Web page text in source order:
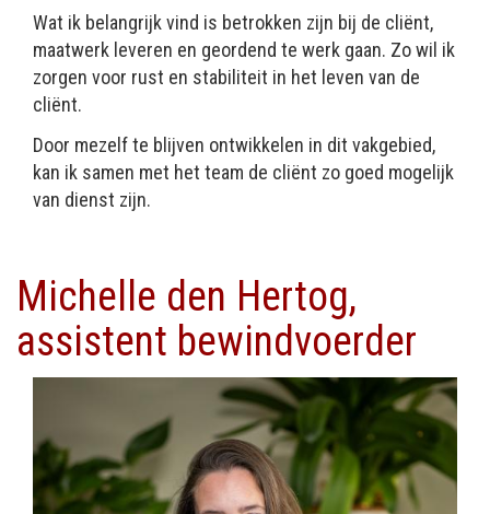
Wat ik belangrijk vind is betrokken zijn bij de cliënt,
maatwerk leveren en geordend te werk gaan. Zo wil ik
zorgen voor rust en stabiliteit in het leven van de
cliënt.
Door mezelf te blijven ontwikkelen in dit vakgebied,
kan ik samen met het team de cliënt zo goed mogelijk
van dienst zijn.
Michelle den Hertog,
assistent bewindvoerder